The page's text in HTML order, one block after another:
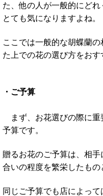
た、他の人が一般的にど
とても気になりますよね。
ここでは一般的な胡蝶蘭
た上での花の選び方をおす
・ご予算
まず、お花選びの際に重
予算です。
贈るお花のご予算は、相
合いの程度を繁栄したもの
同じご予算でも店によって